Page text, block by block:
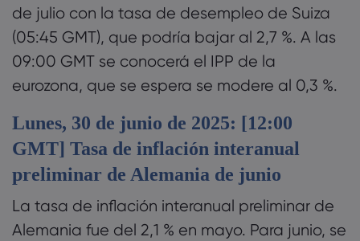
de julio con la tasa de desempleo de Suiza
(05:45 GMT), que podría bajar al 2,7 %. A las
09:00 GMT se conocerá el IPP de la
eurozona, que se espera se modere al 0,3 %.
Lunes, 30 de junio de 2025: [12:00
GMT] Tasa de inflación interanual
preliminar de Alemania de junio
La tasa de inflación interanual preliminar de
Alemania fue del 2,1 % en mayo. Para junio, se